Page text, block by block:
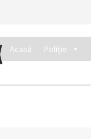
Acasă Poliție